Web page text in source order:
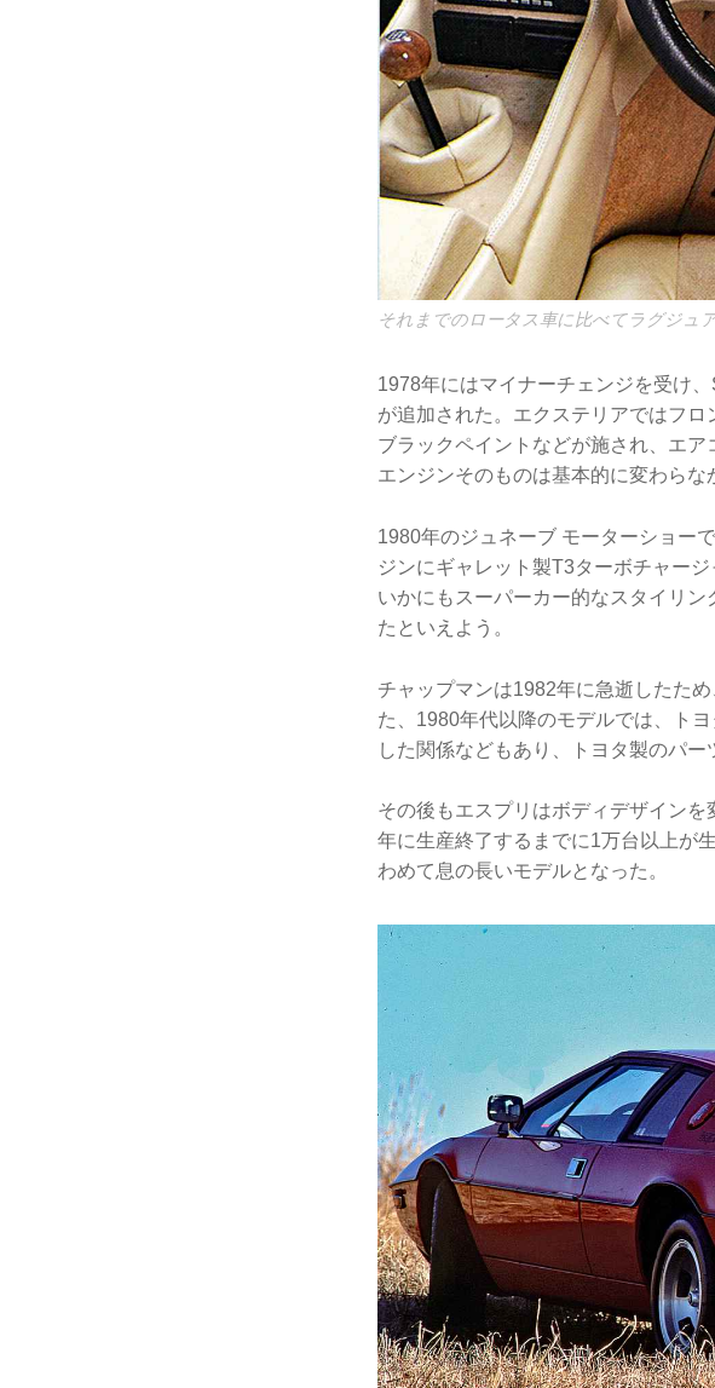
それまでのロータス車に比べてラグジュ
1978年にはマイナーチェンジを受け
が追加された。エクステリアではフ
ブラックペイントなどが施され、エア
エンジンそのものは基本的に変わらな
1980年のジュネーブ モーターショー
ジンにギャレット製T3ターボチャー
いかにもスーパーカー的なスタイリ
たといえよう。
チャップマンは1982年に急逝したた
た、1980年代以降のモデルでは、ト
した関係などもあり、トヨタ製のパー
その後もエスプリはボディデザイン
年に生産終了するまでに1万台以上が
わめて息の長いモデルとなった。